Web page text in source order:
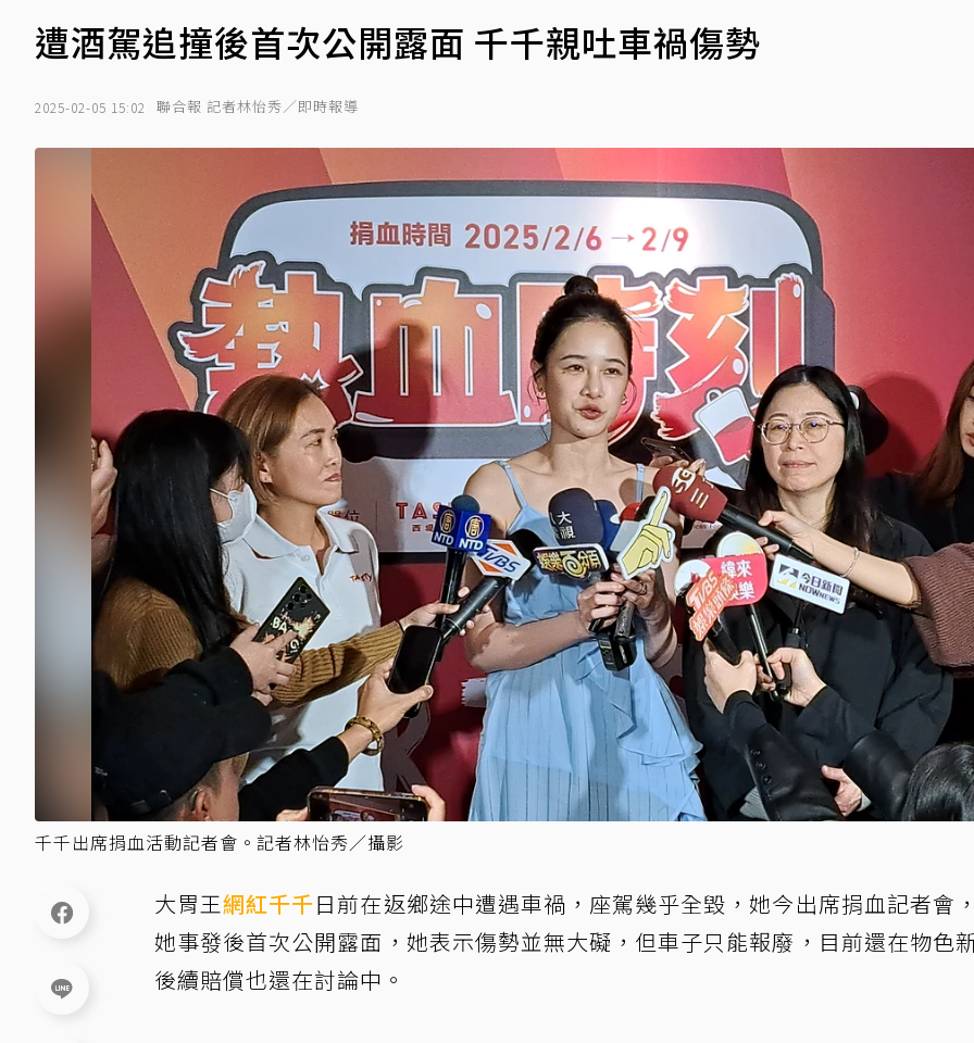
遭酒駕追撞後首次公開露面 千千親吐車禍傷勢
2025-02-05 15:02 聯合報 記者林怡秀／即時報導
千千出席捐血活動記者會。記者林怡秀／攝影
大胃王網紅千千日前在返鄉途中遭遇車禍，座駕幾乎全毀，她今出席捐血記者會
她事發後首次公開露面，她表示傷勢並無大礙，但車子只能報廢，目前還在物色
後續賠償也還在討論中。